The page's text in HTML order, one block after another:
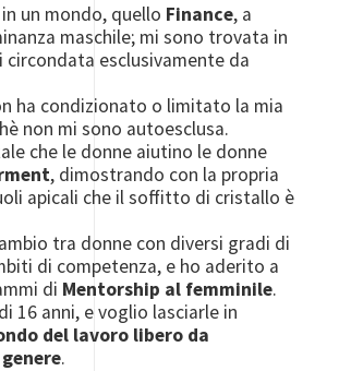
un mondo, quello Finance, a
maschile; mi sono trovata in
esclusivamente da
ha condizionato o limitato la mia
non mi sono autoesclusa.
che le donne aiutino le donne
, dimostrando con la propria
apicali che il soffitto di cristallo è
tra donne con diversi gradi di
di competenza, e ho aderito a
di Mentorship al femminile.
16 anni, e voglio lasciarle in
del lavoro libero da
.